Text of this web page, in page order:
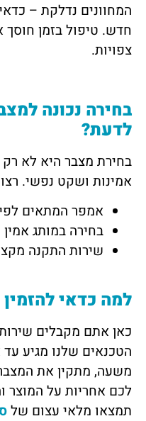
המחוונים נדלקת –
חדש. טיפול בזמן חוסך
צפויות.
בחירה נכונה
לדעת?
בחירת מצבר היא לא
אמינות ושקט נפשי.
אמפר המתאים
בחירה במותג
שירות התקנה
למה כדאי
כאן אתם מקבלים
הטכנאים שלנו מגיע
משעה, מתקין את
לכם אחריות על המוצר
תמצאו מלאי עצום של